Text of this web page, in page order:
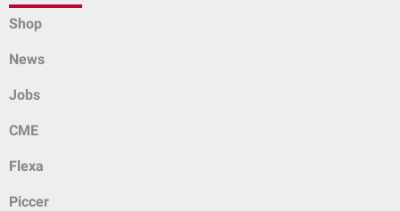
Shop
News
Jobs
CME
Flexa
Piccer